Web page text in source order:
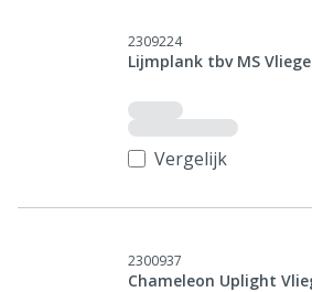
2309224
Lijmplank tbv MS
Vergelijk
2300937
Chameleon Uplight